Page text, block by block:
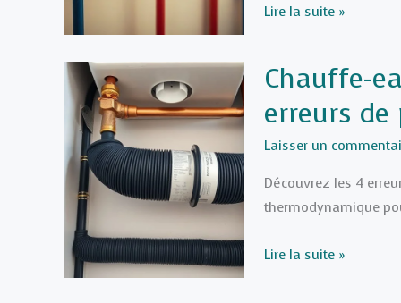
Comment
plancher
chauffant
en
2026
?
Lire la suite »
Chauffe-
erreurs
Laisser un
Découvrez les 4
thermodynamique
Chauffe-
Lire la suite »